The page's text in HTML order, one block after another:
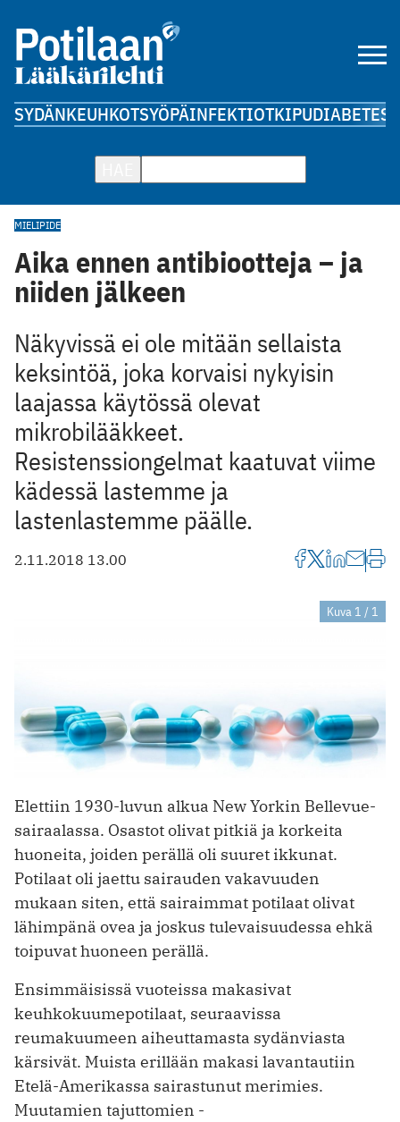
SYDÄNKEUHKOTSYÖPÄINFEKTIOTKIPUDIABETES
MIELIPIDE
Aika ennen antibiootteja – ja
niiden jälkeen
Näkyvissä ei ole mitään sellaista
keksintöä, joka korvaisi nykyisin
laajassa käytössä olevat
mikrobilääkkeet.
Resistenssiongelmat kaatuvat viime
kädessä lastemme ja
lastenlastemme päälle.
2.11.2018 13.00
Kuva 1 / 1
Elettiin 1930-luvun alkua New Yorkin Bellevue-
sairaalassa. Osastot olivat pitkiä ja korkeita
huoneita, joiden perällä oli suuret ikkunat.
Potilaat oli jaettu sairauden vakavuuden
mukaan ­siten, että sairaimmat potilaat olivat
lähimpänä ovea ja joskus tulevaisuudessa ehkä
toipuvat huoneen perällä.
Ensimmäisissä vuoteissa makasivat
keuhkokuumepotilaat, seuraavissa
reumakuumeen ­aiheuttamasta sydänviasta
kärsivät. Muista erillään makasi lavantautiin
Etelä-Amerikassa sairastunut merimies.
Muutamien tajuttomien ­